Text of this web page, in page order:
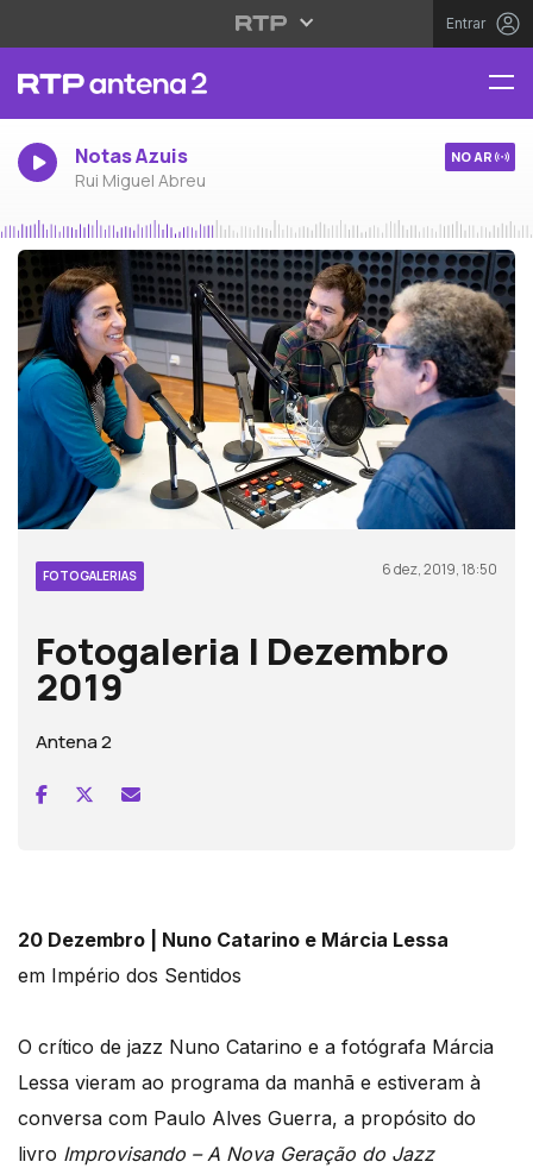
Entrar
Notas Azuis
Rui Miguel Abreu
NO AR
FOTOGALERIAS 6 dez, 2019, 18:50
Fotogaleria | Dezembro
2019
Antena 2
20 Dezembro | Nuno Catarino e Márcia Lessa
em Império dos Sentidos
O crítico de jazz Nuno Catarino e a fotógrafa Márcia
Lessa vieram ao programa da manhã e estiveram à
conversa com Paulo Alves Guerra, a propósito do
livro Improvisando – A Nova Geração do Jazz